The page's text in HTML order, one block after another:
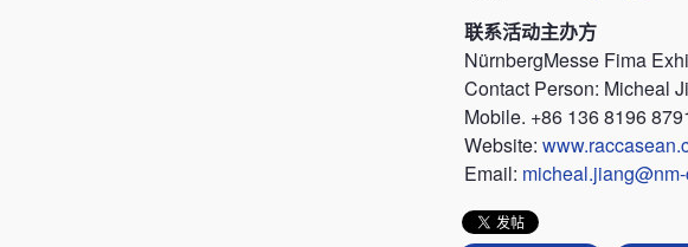
联系活动主办方
Nü‌rnbergMesse Fima
Contact Person: Micheal
Mobile. +86 136 8196
Website:
Email: